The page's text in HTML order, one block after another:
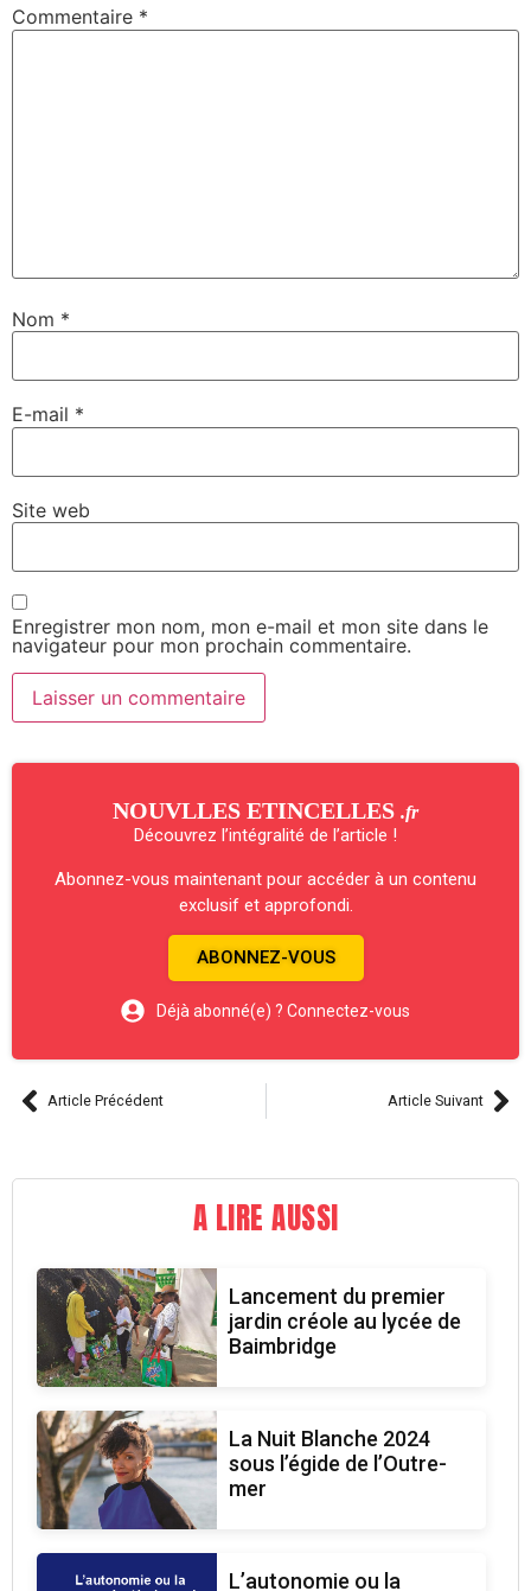
Commentaire *
Nom *
E-mail *
Site web
Enregistrer mon nom, mon e-mail et mon site dans le
navigateur pour mon prochain commentaire.
NOUVLLES ETINCELLES .fr
Découvrez l’intégralité de l’article !
Abonnez-vous maintenant pour accéder à un contenu
exclusif et approfondi.
ABONNEZ-VOUS
Déjà abonné(e) ? Connectez-vous
Article Précédent Article Suivant
A LIRE AUSSI
Lancement du premier
jardin créole au lycée de
Baimbridge
La Nuit Blanche 2024
sous l’égide de l’Outre-
mer
L’autonomie ou la